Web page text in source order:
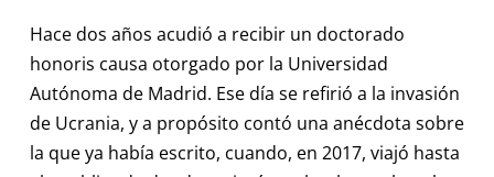
Hace dos años acudió a recibir un doctorado
honoris causa otorgado por la Universidad
Autónoma de Madrid. Ese día se refirió a la invasión
de Ucrania, y a propósito contó una anécdota sobre
la que ya había escrito, cuando, en 2017, viajó hasta